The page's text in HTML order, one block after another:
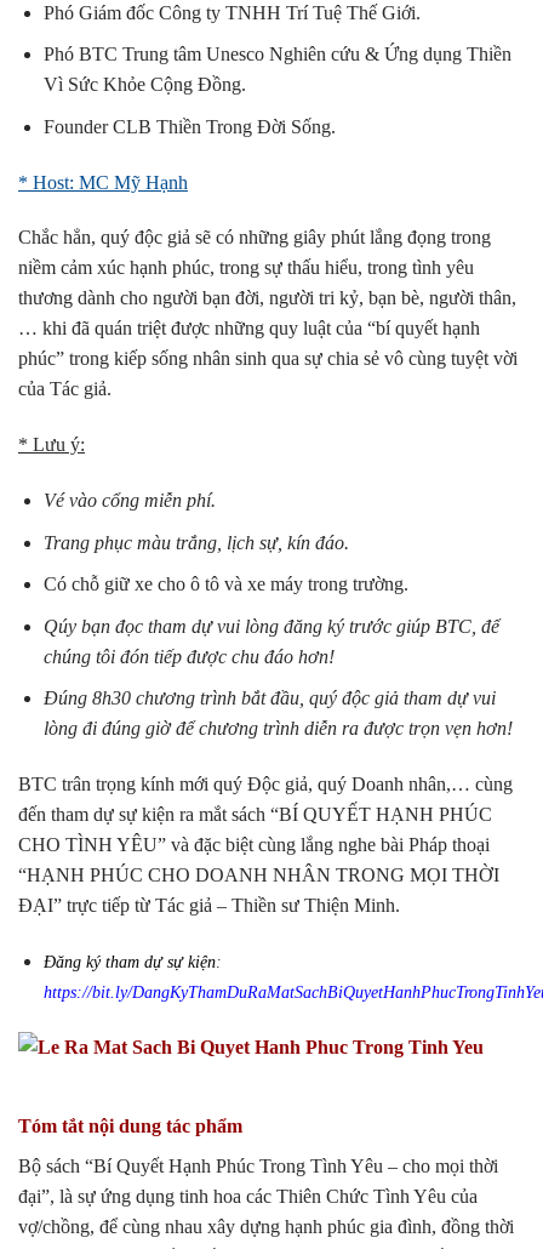
Phó Giám đốc Công ty TNHH Trí Tuệ Thế Giới.
Phó BTC Trung tâm Unesco Nghiên cứu & Ứng dụng Thiền
Vì Sức Khỏe Cộng Đồng.
Founder CLB Thiền Trong Đời Sống.
* Host: MC Mỹ Hạnh
Chắc hẳn, quý độc giả sẽ có những giây phút lắng đọng trong
niềm cảm xúc hạnh phúc, trong sự thấu hiểu, trong tình yêu
thương dành cho người bạn đời, người tri kỷ, bạn bè, người thân,
… khi đã quán triệt được những quy luật của “bí quyết hạnh
phúc” trong kiếp sống nhân sinh qua sự chia sẻ vô cùng tuyệt vời
của Tác giả.
* Lưu ý:
Vé vào cổng miễn phí.
Trang phục màu trắng, lịch sự, kín đáo.
Có chỗ giữ xe cho ô tô và xe máy trong trường.
Qúy bạn đọc tham dự vui lòng đăng ký trước giúp BTC, để
chúng tôi đón tiếp được chu đáo hơn!
Đúng 8h30 chương trình bắt đầu, quý độc giả tham dự vui
lòng đi đúng giờ để chương trình diễn ra được trọn vẹn hơn!
BTC trân trọng kính mới quý Độc giả, quý Doanh nhân,… cùng
đến tham dự sự kiện ra mắt sách “BÍ QUYẾT HẠNH PHÚC
CHO TÌNH YÊU” và đặc biệt cùng lắng nghe bài Pháp thoại
“HẠNH PHÚC CHO DOANH NHÂN TRONG MỌI THỜI
ĐẠI” trực tiếp từ Tác giả – Thiền sư Thiện Minh.
Đăng ký tham dự sự kiện:
https://bit.ly/
Tóm tắt nội dung tác phẩm
Bộ sách “Bí Quyết Hạnh Phúc Trong Tình Yêu – cho mọi thời
đại”, là sự ứng dụng tinh hoa các Thiên Chức Tình Yêu của
vợ/chồng, để cùng nhau xây dựng hạnh phúc gia đình, đồng thời